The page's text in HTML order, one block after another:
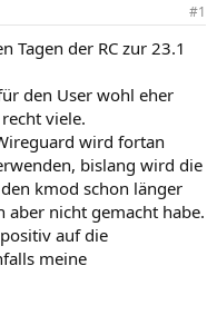
#1
Tagen der RC zur 23.1
den User wohl eher
viele.
wird fortan
bislang wird die
kmod schon länger
aber nicht gemacht habe.
auf die
meine